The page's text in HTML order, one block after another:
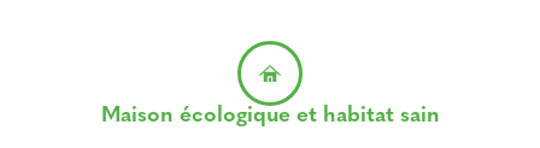
Maison écologique et habitat sain